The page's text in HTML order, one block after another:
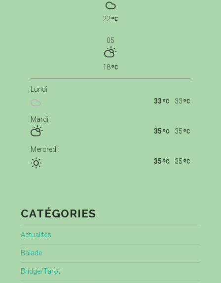
22
05
18
Lundi
33
33
Mardi
35
35
Mercredi
35
35
CATÉGORIES
Actualités
Balade
Bridge/Tarot